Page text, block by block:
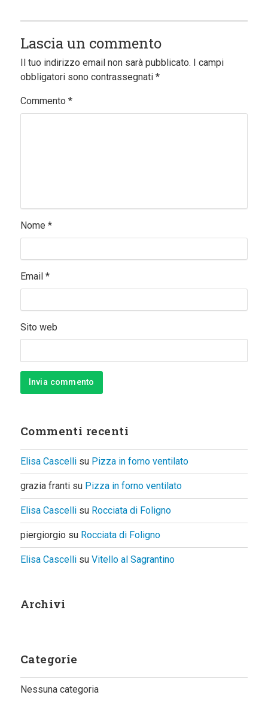
Lascia un commento
Il tuo indirizzo email non sarà pubblicato. I campi
obbligatori sono contrassegnati *
Commento *
Nome *
Email *
Sito web
Commenti recenti
Elisa Cascellisu Pizza in forno ventilato
grazia frantisu Pizza in forno ventilato
Elisa Cascellisu Rocciata di Foligno
piergiorgio su Rocciata di Foligno
Elisa Cascellisu Vitello al Sagrantino
Archivi
Categorie
Nessuna categoria